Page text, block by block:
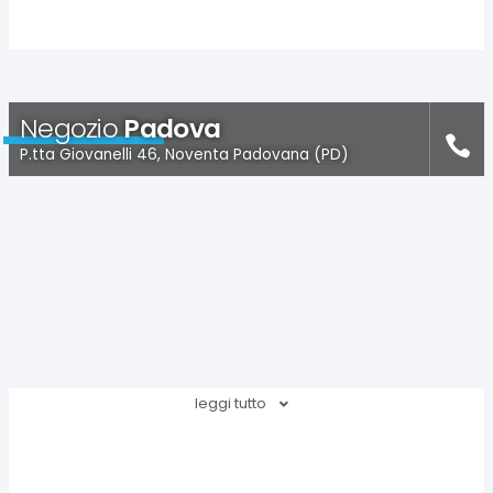
NegozioPadova
P.tta Giovanelli 46, Noventa Padovana (PD)
leggi tutto